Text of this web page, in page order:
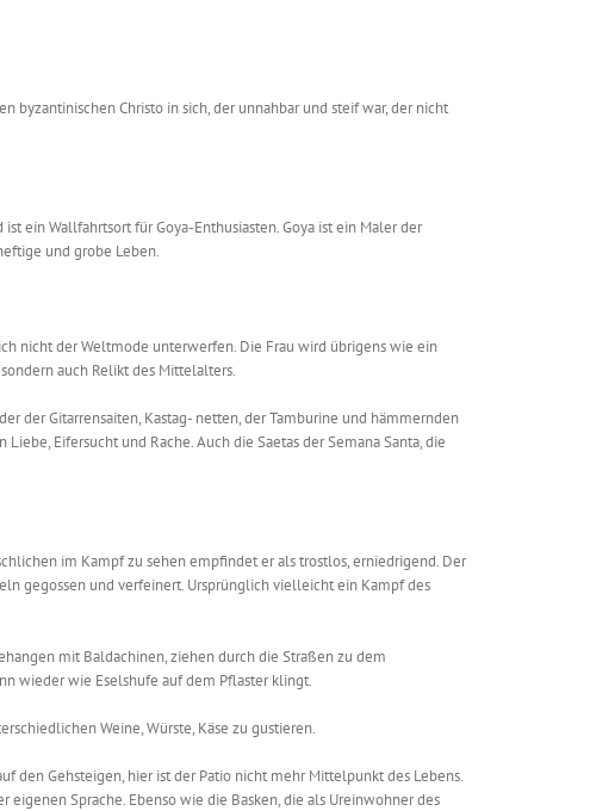
Christo in sich, der unnahbar und steif war, der nicht
ein Wallfahrtsort für Goya-Enthusiasten. Goya ist ein Maler der
und grobe Leben.
nicht der Weltmode unterwerfen. Die Frau wird übrigens wie ein
auch Relikt des Mittelalters.
der Gitarrensaiten, Kastag- netten, der Tamburine und hämmernden
Eifersucht und Rache. Auch die Saetas der Semana Santa, die
im Kampf zu sehen empfindet er als trostlos, erniedrigend. Der
gegossen und verfeinert. Ursprünglich vielleicht ein Kampf des
mit Baldachinen, ziehen durch die Straßen zu dem
wieder wie Eselshufe auf dem Pflaster klingt.
Weine, Würste, Käse zu gustieren.
den Gehsteigen, hier ist der Patio nicht mehr Mittelpunkt des Lebens.
Sprache. Ebenso wie die Basken, die als Ureinwohner des